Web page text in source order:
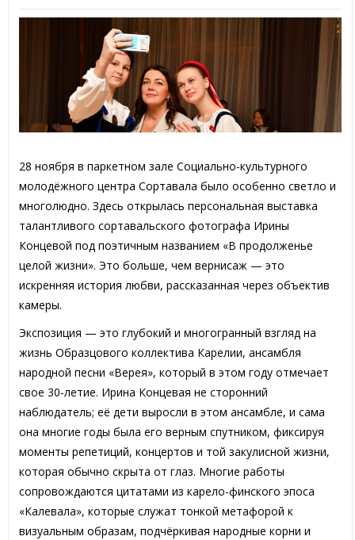
28 ноября в паркетном зале Социально-культурного
молодёжного центра Сортавала было особенно светло и
многолюдно. Здесь открылась персональная выставка
талантливого сортавальского фотографа Ирины
Концевой под поэтичным названием «В продолженье
целой жизни». Это больше, чем вернисаж — это
искренняя история любви, рассказанная через объектив
камеры.
Экспозиция — это глубокий и многогранный взгляд на
жизнь Образцового коллектива Карелии, ансамбля
народной песни «Верея», который в этом году отмечает
свое 30-летие. Ирина Концевая не сторонний
наблюдатель; её дети выросли в этом ансамбле, и сама
она многие годы была его верным спутником, фиксируя
моменты репетиций, концертов и той закулисной жизни,
которая обычно скрыта от глаз. Многие работы
сопровождаются цитатами из карело-финского эпоса
«Калевала», которые служат тонкой метафорой к
визуальным образам, подчёркивая народные корни и